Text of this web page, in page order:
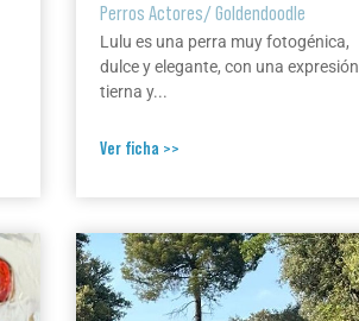
Perros Actores/Goldendoodle
Lulu es una perra muy fotogénica,
dulce y elegante, con una expresión
tierna y...
Ver ficha >>